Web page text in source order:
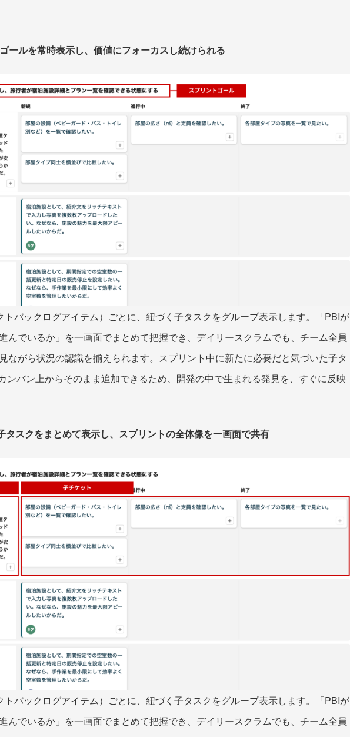
ールを常時表示し、価値にフォーカスし続けられる
トバックログアイテム）ごとに、紐づく子タスクをグループ表示します。「PBIが
んでいるか」を一画面でまとめて把握でき、デイリースクラムでも、チーム全員
ながら状況の認識を揃えられます。スプリント中に新たに必要だと気づいた子タ
ンバン上からそのまま追加できるため、開発の中で生まれる発見を、すぐに反映
タスクをまとめて表示し、スプリントの全体像を一画面で共有
トバックログアイテム）ごとに、紐づく子タスクをグループ表示します。「PBIが
んでいるか」を一画面でまとめて把握でき、デイリースクラムでも、チーム全員